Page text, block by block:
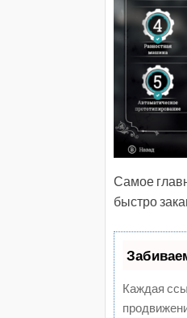
Самое
быстро
Каждая